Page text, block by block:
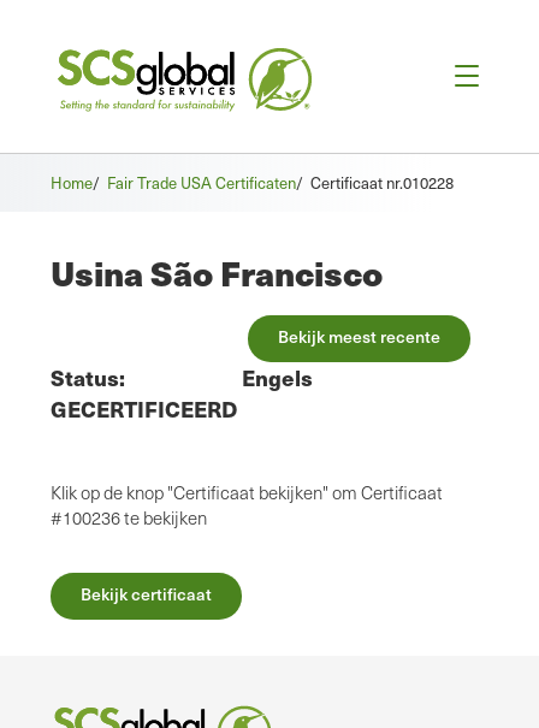
Home/ Fair Trade USA Certificaten/ Certificaat nr.010228
Usina São Francisco
Bekijk meest recente
Status:
GECERTIFICEERD
Engels
Klik op de knop "Certificaat bekijken" om Certificaat
#100236 te bekijken
Bekijk certificaat